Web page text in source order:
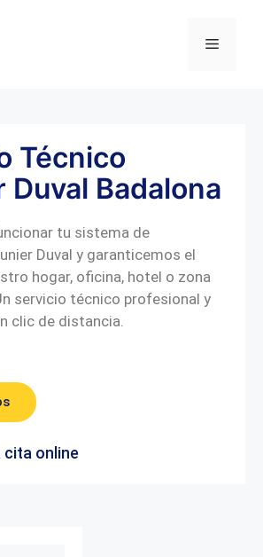
Técnico
Duval Badalona
tu sistema de
Duval y garanticemos el
hogar, oficina, hotel o zona
servicio técnico profesional y
clic de distancia.
cita online